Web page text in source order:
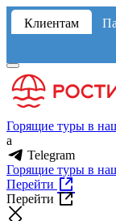
Клиентам
Горящие туры в
a
Telegram
Горящие туры в
Перейти
Перейти